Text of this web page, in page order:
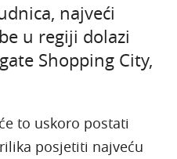
najveći
u regiji dolazi
Shopping City,
to uskoro postati
posjetiti najveću